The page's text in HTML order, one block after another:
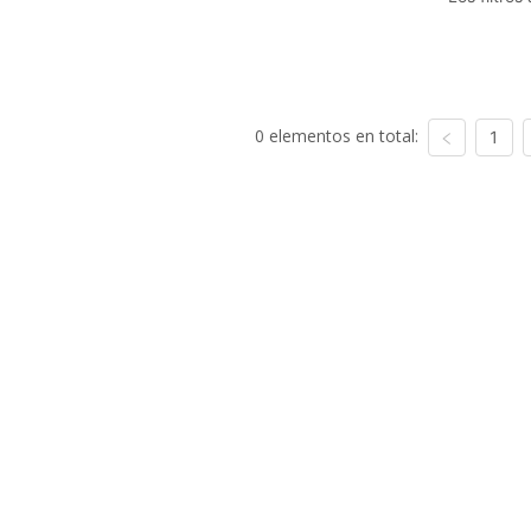
0 elementos en total: 1